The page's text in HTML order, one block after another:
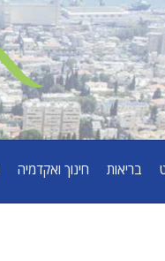
בריאות חינוך ואקדמיה